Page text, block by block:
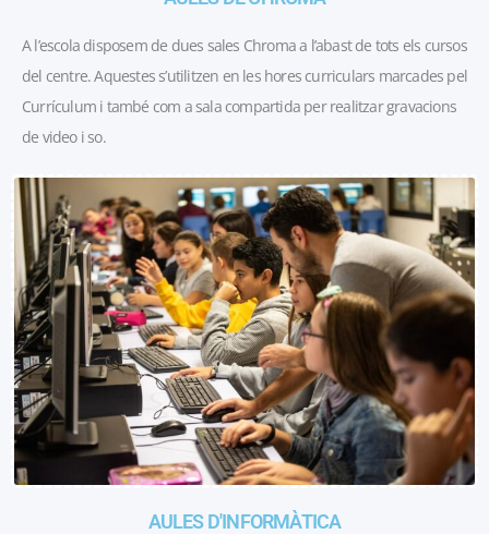
A l’escola disposem de dues sales Chroma a l’abast de tots els cursos
del centre. Aquestes s’utilitzen en les hores curriculars marcades pel
Currículum i també com a sala compartida per realitzar gravacions
de video i so.
AULES D'INFORMÀTICA